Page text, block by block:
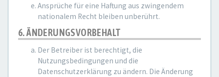
Ansprüche für eine Haftung aus zwingendem
nationalem Recht bleiben unberührt.
6. ÄNDERUNGSVORBEHALT
Der Betreiber ist berechtigt, die
Nutzungsbedingungen und die
Datenschutzerklärung zu ändern. Die Änderung